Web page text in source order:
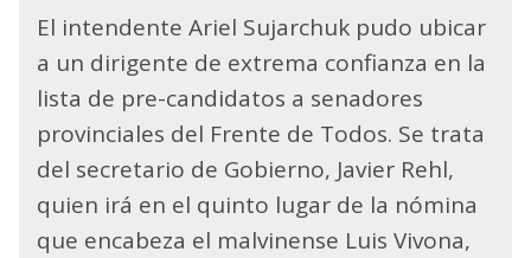
El intendente Ariel Sujarchuk pudo ubicar
a un dirigente de extrema confianza en la
lista de pre-candidatos a senadores
provinciales del Frente de Todos. Se trata
del secretario de Gobierno, Javier Rehl,
quien irá en el quinto lugar de la nómina
que encabeza el malvinense Luis Vivona,